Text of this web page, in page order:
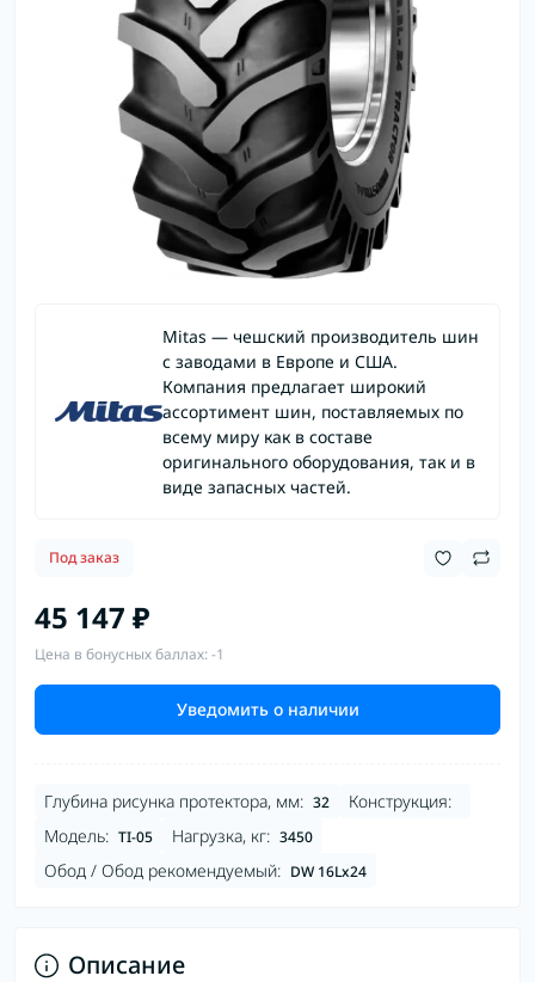
Mitas — чешский производитель шин
с заводами в Европе и США.
Компания предлагает широкий
ассортимент шин, поставляемых по
всему миру как в составе
оригинального оборудования, так и в
виде запасных частей.
Под заказ
45 147 ₽
Цена в бонусных баллах: -1
Уведомить о наличии
Глубина рисунка протектора, мм: 32
Конструкция:
Модель: TI-05 Нагрузка, кг: 3450
Обод / Обод рекомендуемый: DW 16Lx24
Описание